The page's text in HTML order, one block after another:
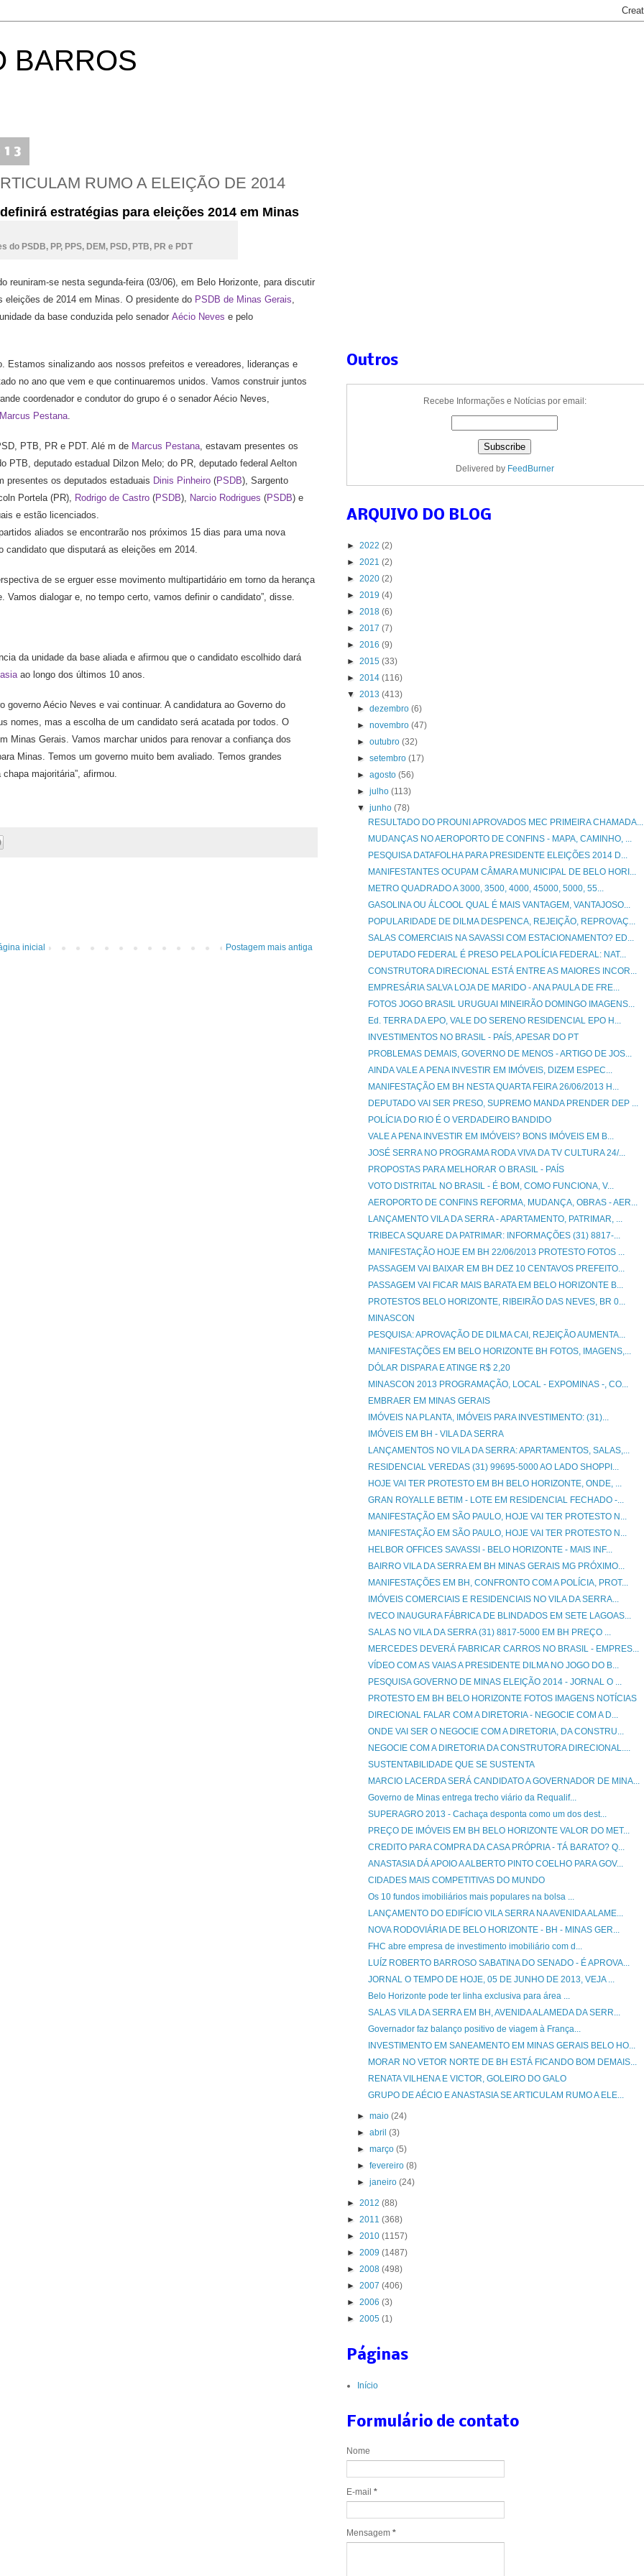
BARROS
RUMO A ELEIÇÃO DE 2014
estratégias para eleições 2014 em Minas
PSDB, PP, PPS, DEM, PSD, PTB, PR e PDT
reuniram-se nesta segunda-feira (03/06), em Belo Horizonte, para discutir
de 2014 em Minas. O presidente do PSDB de Minas Gerais,
da base conduzida pelo senador Aécio Neves e pelo
Estamos sinalizando aos nossos prefeitos e vereadores, lideranças e
no ano que vem e que continuaremos unidos. Vamos construir juntos
coordenador e condutor do grupo é o senador Aécio Neves,
Marcus Pestana.
PTB, PR e PDT. Alé m de Marcus Pestana, estavam presentes os
PTB, deputado estadual Dilzon Melo; do PR, deputado federal Aelton
presentes os deputados estaduais Dinis Pinheiro (PSDB), Sargento
Portela (PR), Rodrigo de Castro (PSDB), Narcio Rodrigues (PSDB) e
e estão licenciados.
aliados se encontrarão nos próximos 15 dias para uma nova
candidato que disputará as eleições em 2014.
de se erguer esse movimento multipartidário em torno da herança
dialogar e, no tempo certo, vamos definir o candidato”, disse.
da unidade da base aliada e afirmou que o candidato escolhido dará
ao longo dos últimos 10 anos.
Aécio Neves e vai continuar. A candidatura ao Governo do
nomes, mas a escolha de um candidato será acatada por todos. O
Minas Gerais. Vamos marchar unidos para renovar a confiança dos
Minas. Temos um governo muito bem avaliado. Temos grandes
majoritária”, afirmou.
Postagem mais antiga
inicial
Outros
Recebe Informações e Notícias por email:
Delivered by FeedBurner
ARQUIVO DO BLOG
► 2022 (2)
► 2021 (2)
► 2020 (2)
► 2019 (4)
► 2018 (6)
► 2017 (7)
► 2016 (9)
► 2015 (33)
► 2014 (116)
▼ 2013 (413)
►dezembro(6)
►novembro(47)
►outubro(32)
►setembro(17)
►agosto(56)
►julho(113)
▼junho(78)
RESULTADO DO PROUNI APROVADOS MEC PRIMEIRA CHAMADA...
MUDANÇAS NO AEROPORTO DE CONFINS - MAPA, CAMINHO, ...
PESQUISA DATAFOLHA PARA PRESIDENTE ELEIÇÕES 2014 D...
MANIFESTANTES OCUPAM CÂMARA MUNICIPAL DE BELO HORI...
METRO QUADRADO A 3000, 3500, 4000, 45000, 5000, 55...
GASOLINA OU ÁLCOOL QUAL É MAIS VANTAGEM, VANTAJOSO...
POPULARIDADE DE DILMA DESPENCA, REJEIÇÃO, REPROVAÇ...
SALAS COMERCIAIS NA SAVASSI COM ESTACIONAMENTO? ED...
DEPUTADO FEDERAL É PRESO PELA POLÍCIA FEDERAL: NAT...
CONSTRUTORA DIRECIONAL ESTÁ ENTRE AS MAIORES INCOR...
EMPRESÁRIA SALVA LOJA DE MARIDO - ANA PAULA DE FRE...
FOTOS JOGO BRASIL URUGUAI MINEIRÃO DOMINGO IMAGENS...
Ed. TERRA DA EPO, VALE DO SERENO RESIDENCIAL EPO H...
INVESTIMENTOS NO BRASIL - PAÍS, APESAR DO PT
PROBLEMAS DEMAIS, GOVERNO DE MENOS - ARTIGO DE JOS...
AINDA VALE A PENA INVESTIR EM IMÓVEIS, DIZEM ESPEC...
MANIFESTAÇÃO EM BH NESTA QUARTA FEIRA 26/06/2013 H...
DEPUTADO VAI SER PRESO, SUPREMO MANDA PRENDER DEP ...
POLÍCIA DO RIO É O VERDADEIRO BANDIDO
VALE A PENA INVESTIR EM IMÓVEIS? BONS IMÓVEIS EM B...
JOSÉ SERRA NO PROGRAMA RODA VIVA DA TV CULTURA 24/...
PROPOSTAS PARA MELHORAR O BRASIL - PAÍS
VOTO DISTRITAL NO BRASIL - É BOM, COMO FUNCIONA, V...
AEROPORTO DE CONFINS REFORMA, MUDANÇA, OBRAS - AER...
LANÇAMENTO VILA DA SERRA - APARTAMENTO, PATRIMAR, ...
TRIBECA SQUARE DA PATRIMAR: INFORMAÇÕES (31) 8817-...
MANIFESTAÇÃO HOJE EM BH 22/06/2013 PROTESTO FOTOS ...
PASSAGEM VAI BAIXAR EM BH DEZ 10 CENTAVOS PREFEITO...
PASSAGEM VAI FICAR MAIS BARATA EM BELO HORIZONTE B...
PROTESTOS BELO HORIZONTE, RIBEIRÃO DAS NEVES, BR 0...
MINASCON
PESQUISA: APROVAÇÃO DE DILMA CAI, REJEIÇÃO AUMENTA...
MANIFESTAÇÕES EM BELO HORIZONTE BH FOTOS, IMAGENS,...
DÓLAR DISPARA E ATINGE R$ 2,20
MINASCON 2013 PROGRAMAÇÃO, LOCAL - EXPOMINAS -, CO...
EMBRAER EM MINAS GERAIS
IMÓVEIS NA PLANTA, IMÓVEIS PARA INVESTIMENTO: (31)...
IMÓVEIS EM BH - VILA DA SERRA
LANÇAMENTOS NO VILA DA SERRA: APARTAMENTOS, SALAS,...
RESIDENCIAL VEREDAS (31) 99695-5000 AO LADO SHOPPI...
HOJE VAI TER PROTESTO EM BH BELO HORIZONTE, ONDE, ...
GRAN ROYALLE BETIM - LOTE EM RESIDENCIAL FECHADO -...
MANIFESTAÇÃO EM SÃO PAULO, HOJE VAI TER PROTESTO N...
MANIFESTAÇÃO EM SÃO PAULO, HOJE VAI TER PROTESTO N...
HELBOR OFFICES SAVASSI - BELO HORIZONTE - MAIS INF...
BAIRRO VILA DA SERRA EM BH MINAS GERAIS MG PRÓXIMO...
MANIFESTAÇÕES EM BH, CONFRONTO COM A POLÍCIA, PROT...
IMÓVEIS COMERCIAIS E RESIDENCIAIS NO VILA DA SERRA...
IVECO INAUGURA FÁBRICA DE BLINDADOS EM SETE LAGOAS...
SALAS NO VILA DA SERRA (31) 8817-5000 EM BH PREÇO ...
MERCEDES DEVERÁ FABRICAR CARROS NO BRASIL - EMPRES...
VÍDEO COM AS VAIAS A PRESIDENTE DILMA NO JOGO DO B...
PESQUISA GOVERNO DE MINAS ELEIÇÃO 2014 - JORNAL O ...
PROTESTO EM BH BELO HORIZONTE FOTOS IMAGENS NOTÍCIAS
DIRECIONAL FALAR COM A DIRETORIA - NEGOCIE COM A D...
ONDE VAI SER O NEGOCIE COM A DIRETORIA, DA CONSTRU...
NEGOCIE COM A DIRETORIA DA CONSTRUTORA DIRECIONAL....
SUSTENTABILIDADE QUE SE SUSTENTA
MARCIO LACERDA SERÁ CANDIDATO A GOVERNADOR DE MINA...
Governo de Minas entrega trecho viário da Requalif...
SUPERAGRO 2013 - Cachaça desponta como um dos dest...
PREÇO DE IMÓVEIS EM BH BELO HORIZONTE VALOR DO MET...
CREDITO PARA COMPRA DA CASA PRÓPRIA - TÁ BARATO? Q...
ANASTASIA DÁ APOIO A ALBERTO PINTO COELHO PARA GOV...
CIDADES MAIS COMPETITIVAS DO MUNDO
Os 10 fundos imobiliários mais populares na bolsa ...
LANÇAMENTO DO EDIFÍCIO VILA SERRA NA AVENIDA ALAME...
NOVA RODOVIÁRIA DE BELO HORIZONTE - BH - MINAS GER...
FHC abre empresa de investimento imobiliário com d...
LUÍZ ROBERTO BARROSO SABATINA DO SENADO - É APROVA...
JORNAL O TEMPO DE HOJE, 05 DE JUNHO DE 2013, VEJA ...
Belo Horizonte pode ter linha exclusiva para área ...
SALAS VILA DA SERRA EM BH, AVENIDA ALAMEDA DA SERR...
Governador faz balanço positivo de viagem à França...
INVESTIMENTO EM SANEAMENTO EM MINAS GERAIS BELO HO...
MORAR NO VETOR NORTE DE BH ESTÁ FICANDO BOM DEMAIS...
RENATA VILHENA E VICTOR, GOLEIRO DO GALO
GRUPO DE AÉCIO E ANASTASIA SE ARTICULAM RUMO A ELE...
►maio(24)
►abril(3)
►março(5)
►fevereiro(8)
►janeiro(24)
► 2012 (88)
► 2011 (368)
► 2010 (1157)
► 2009 (1487)
► 2008 (498)
► 2007 (406)
► 2006 (3)
► 2005 (1)
Páginas
Início
Formulário de contato
Nome
E-mail *
Mensagem *